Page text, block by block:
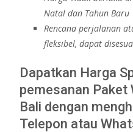
Natal dan Tahun Baru
Rencana perjalanan
fleksibel, dapat
Dapatkan Harga
pemesanan Paket
Bali dengan
Telepon atau